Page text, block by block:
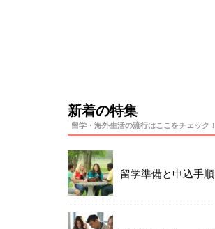
新着の特集
留学・海外生活の流行はここをチェック！
留学準備と申込手順